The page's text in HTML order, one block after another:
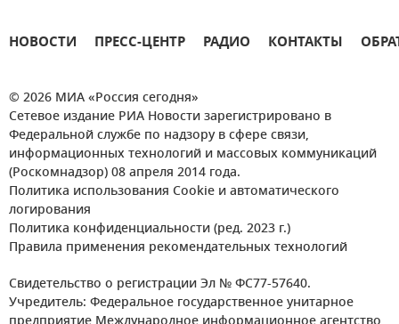
НОВОСТИ ПРЕСС-ЦЕНТР РАДИО КОНТАКТЫ
© 2026 МИА «Россия сегодня»
Сетевое издание РИА Новости зарегистрировано в
Федеральной службе по надзору в сфере связи,
информационных технологий и массовых коммуникаций
(Роскомнадзор) 08 апреля 2014 года.
Политика использования Cookie и автоматического
логирования
Политика конфиденциальности (ред. 2023 г.)
Правила применения рекомендательных технологий
Свидетельство о регистрации Эл № ФС77-57640.
Учредитель: Федеральное государственное унитарное